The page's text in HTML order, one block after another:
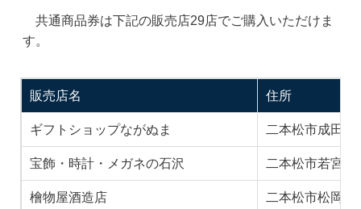
共通商品券は下記の販売店29店でご購入いただけま
す。
販売店名 住所
ギフトショップながぬま 二本松市成田町
宝飾・時計・メガネの石沢 二本松市若宮
檜物屋酒造店 二本松市松岡１